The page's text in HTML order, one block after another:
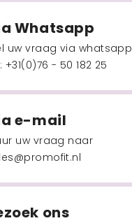
Whatsapp
uw vraag via whatsapp
+31(0)76 - 50 182 25
e-mail
uw vraag naar
ons